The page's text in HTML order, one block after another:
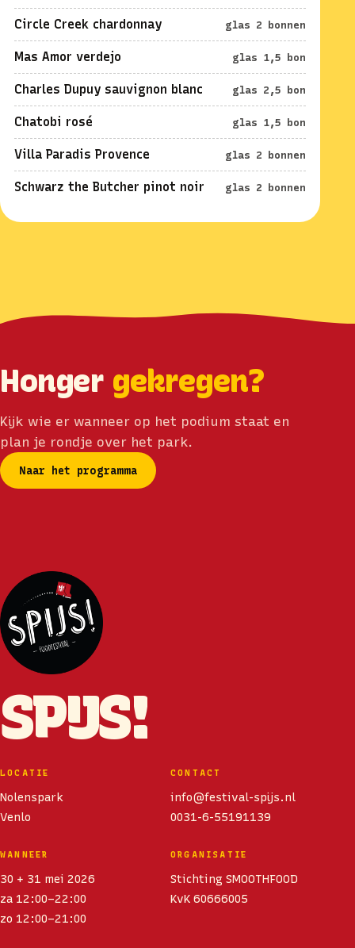
Circle Creek chardonnay glas 2 bonnen
Mas Amor verdejo glas 1,5 bon
Charles Dupuy sauvignon blanc glas 2,5 bon
Chatobi rosé glas 1,5 bon
Villa Paradis Provence glas 2 bonnen
Schwarz the Butcher pinot noir glas 2 bonnen
Honger gekregen?
Kijk wie er wanneer op het podium staat en
plan je rondje over het park.
Naar het programma
SPIJS!
LOCATIE
Nolenspark
Venlo
CONTACT
info@festival-spijs.nl
0031-6-55191139
WANNEER
30 + 31 mei 2026
za 12:00–22:00
zo 12:00–21:00
ORGANISATIE
Stichting SMOOTHFOOD
KvK 60666005